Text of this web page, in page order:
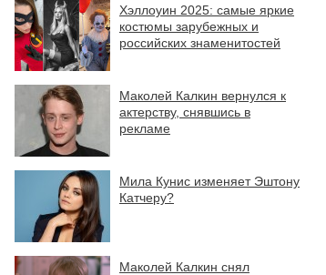
Хэллоуин 2025: самые яркие
костюмы зарубежных и
российских знаменитостей
Маколей Калкин вернулся к
актерству, снявшись в
рекламе
Мила Кунис изменяет Эштону
Катчеру?
Маколей Калкин снял